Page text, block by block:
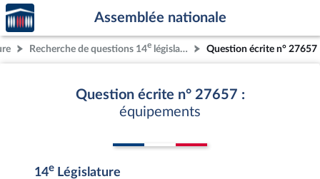
Aller au contenu
Aller en bas de la page
Accèder
à la
page
d'accueil
Assemblée nationale
Recherche de questions 14e législature Question écrite n° 27657
Question écrite n° 27657 :
équipements
14e Législature